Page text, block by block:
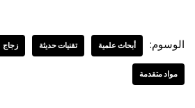
الوسوم: أبحاث علمية تقنيات حديثة زجاج
مواد متقدمة